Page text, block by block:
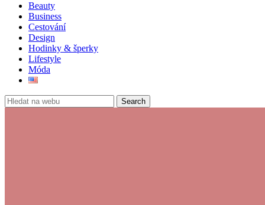
Beauty
Business
Cestování
Design
Hodinky & šperky
Lifestyle
Móda
Search